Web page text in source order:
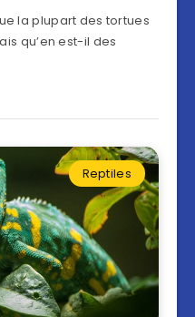
la plupart des tortues
qu’en est-il des
Reptiles